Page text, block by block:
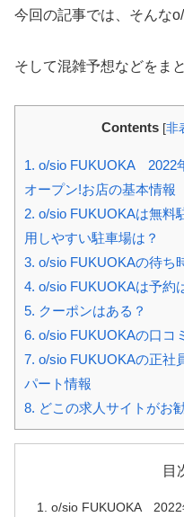
今回の記事では、そんな
そして混雑予想などをま
Contents [非
1. o/sio FUKUOKA 2022
オープン!お店の基本情報
2. o/sio FUKUOKAは無料
用しやすい駐車場は？
3. o/sio FUKUOKAの待ち
4. o/sio FUKUOKAは予約
5. クーポンはある？
6. o/sio FUKUOKAの口コ
7. o/sio FUKUOKAの正社
パート情報
8. どこの求人サイトがお
目
o/sio FUKUOKA 2022